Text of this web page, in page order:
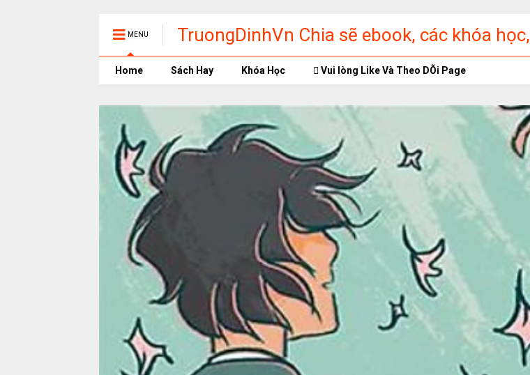
MENU
TruongDinhVn Chia sẽ ebook, các khóa học,
phần mềm học tập miễn phí
Home Sách Hay Khóa Học Vui lòng Like Và Theo DÕi Page